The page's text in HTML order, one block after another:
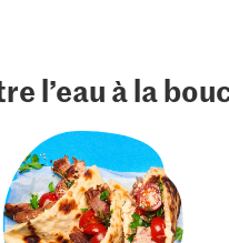
l’eau à la